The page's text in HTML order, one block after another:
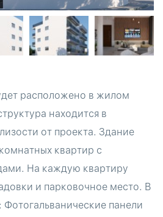
расположено в жилом
находится в
от проекта. Здание
квартир с
На каждую квартиру
и парковочное место. В
панели